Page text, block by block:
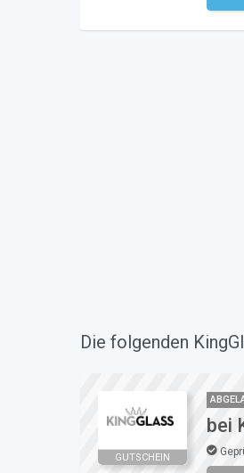
Die folgenden
GUTSCHEIN
bei